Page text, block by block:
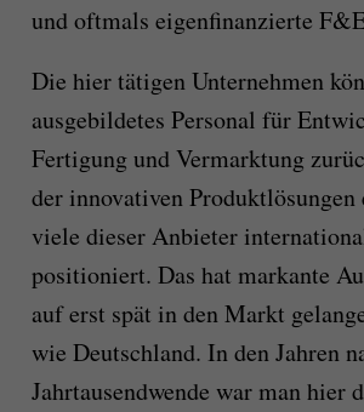
und oftmals eigenfinanzierte
Die hier tätigen Unternehmen
ausgebildetes Personal für
Fertigung und Vermarktung
der innovativen Produktlösungen
viele dieser Anbieter
positioniert. Das hat markante
auf erst spät in den Markt
wie Deutschland. In den Jahren
Jahrtausendwende war man hier